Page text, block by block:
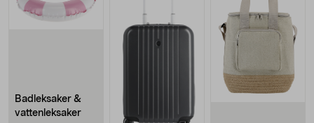
Badleksaker &
vattenleksaker